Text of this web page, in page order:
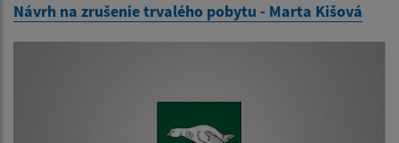
Návrh na zrušenie trvalého pobytu - Marta Kišová